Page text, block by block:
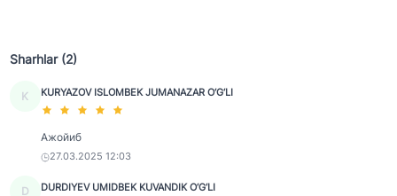
Sharhlar (2)
K KURYAZOV ISLOMBEK JUMANAZAR O‘G‘LI
Ажойиб
27.03.2025 12:03
D DURDIYEV UMIDBEK KUVANDIK O‘G‘LI